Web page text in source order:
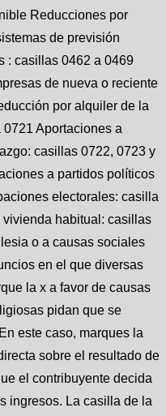
Reducciones por
de previsión
: casillas 0462 a 0469
de nueva o reciente
por alquiler de la
Aportaciones a
casillas 0722, 0723 y
a partidos políticos
electorales: casilla
habitual: casillas
o a causas sociales
en el que diversas
la x a favor de causas
pidan que se
este caso, marques la
sobre el resultado de
el contribuyente decida
ingresos. La casilla de la